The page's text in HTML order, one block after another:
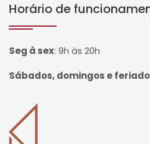
Horário de
Seg à sex: 9h às 20h
Sábados, domingos e
Página inicial